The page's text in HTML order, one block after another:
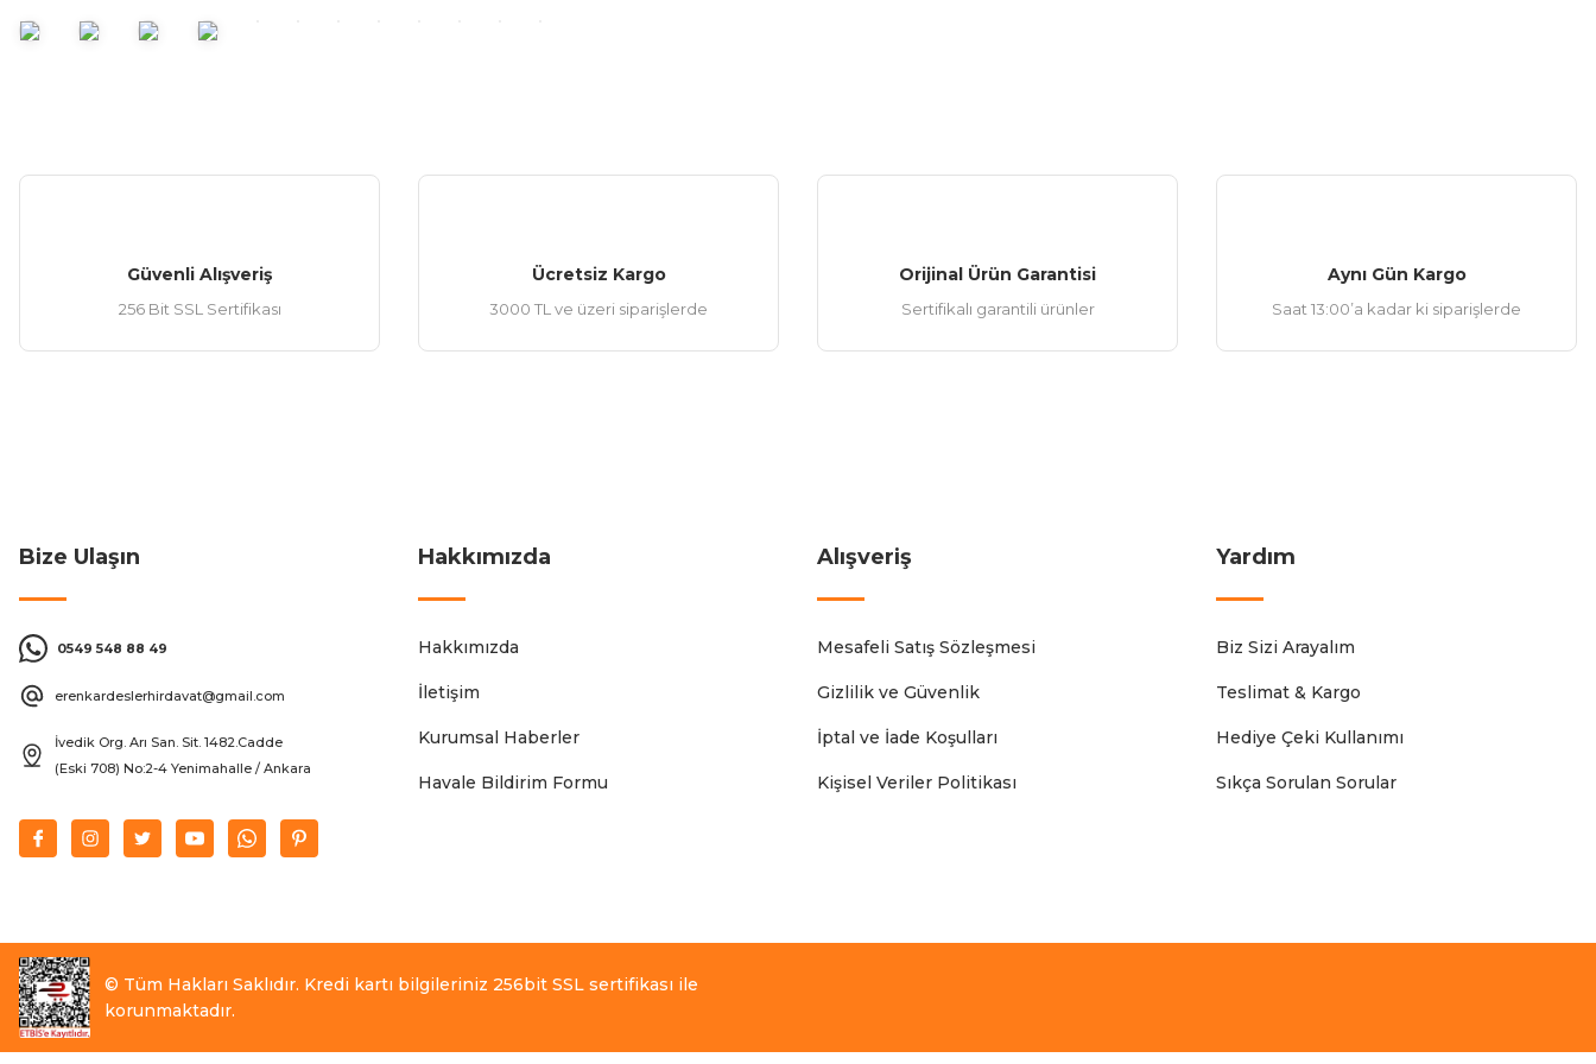
Güvenli Alışveriş
256 Bit SSL Sertifikası
Ücretsiz Kargo
3000 TL ve üzeri siparişlerde
Orijinal Ürün Garantisi
Sertifikalı garantili ürünler
Aynı Gün Kargo
Saat 13:00’a kadar ki siparişlerde
Bize Ulaşın
0549 548 88 49
erenkardeslerhirdavat@gmail.com
İvedik Org. Arı San. Sit. 1482.Cadde
(Eski 708) No:2-4 Yenimahalle / Ankara
Hakkımızda
Hakkımızda
İletişim
Kurumsal Haberler
Havale Bildirim Formu
Alışveriş
Mesafeli Satış Sözleşmesi
Gizlilik ve Güvenlik
İptal ve İade Koşulları
Kişisel Veriler Politikası
Yardım
Biz Sizi Arayalım
Teslimat & Kargo
Hediye Çeki Kullanımı
Sıkça Sorulan Sorular
© Tüm Hakları Saklıdır. Kredi kartı bilgileriniz 256bit SSL sertifikası ile
korunmaktadır.